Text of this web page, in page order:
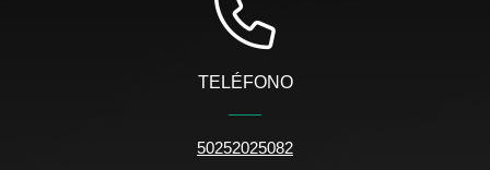
TELÉFONO
50252025082